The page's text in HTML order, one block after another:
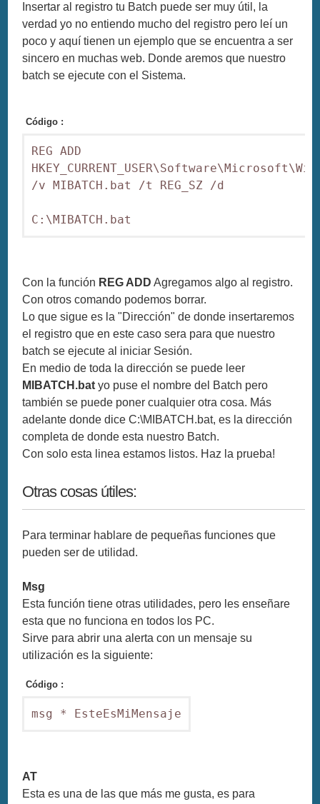
Insertar al registro tu Batch puede ser muy útil, la
verdad yo no entiendo mucho del registro pero leí un
poco y aquí tienen un ejemplo que se encuentra a ser
sincero en muchas web. Donde aremos que nuestro
batch se ejecute con el Sistema.
Código :
REG ADD
/v MIBATCH.bat /t REG_SZ /d
C:\MIBATCH.bat
Con la función REG ADD Agregamos algo al registro.
Con otros comando podemos borrar.
Lo que sigue es la "Dirección" de donde insertaremos
el registro que en este caso sera para que nuestro
batch se ejecute al iniciar Sesión.
En medio de toda la dirección se puede leer
MIBATCH.bat yo puse el nombre del Batch pero
también se puede poner cualquier otra cosa. Más
adelante donde dice C:\MIBATCH.bat, es la dirección
completa de donde esta nuestro Batch.
Con solo esta linea estamos listos. Haz la prueba!
Otras cosas útiles:
Para terminar hablare de pequeñas funciones que
pueden ser de utilidad.
Msg
Esta función tiene otras utilidades, pero les enseñare
esta que no funciona en todos los PC.
Sirve para abrir una alerta con un mensaje su
utilización es la siguiente:
Código :
msg * EsteEsMiMensaje
AT
Esta es una de las que más me gusta, es para